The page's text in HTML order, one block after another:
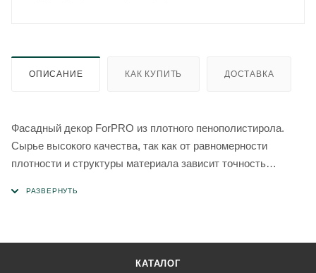
ОПИСАНИЕ КАК КУПИТЬ ДОСТАВКА
Фасадный декор ForPRO из плотного пенополистирола.
Сырье высокого качества, так как от равномерности
плотности и структуры материала зависит точность
КАТАЛОГ